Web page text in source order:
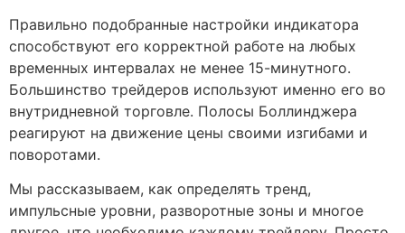
Правильно подобранные настройки индикатора
способствуют его корректной работе на любых
временных интервалах не менее 15-минутного.
Большинство трейдеров используют именно его во
внутридневной торговле. Полосы Боллинджера
реагируют на движение цены своими изгибами и
поворотами.
Мы рассказываем, как определять тренд,
импульсные уровни, разворотные зоны и многое